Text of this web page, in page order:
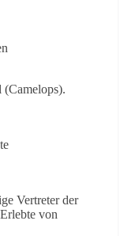
(Camelops).
Vertreter der
von